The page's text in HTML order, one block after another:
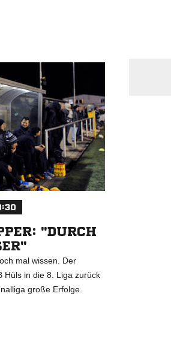
"DURCH
mal wissen. Der
Hüls in die 8. Liga zurück
große Erfolge.